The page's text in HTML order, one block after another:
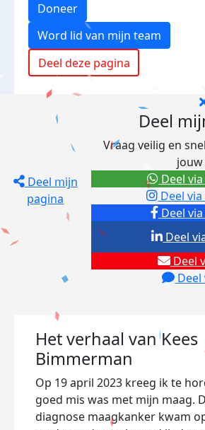
Doneer
Word lid van mijn team
Deel deze pagina
Deel mijn
pagina
Deel
Vraag veilig en
Deel via
Deel
Deel
Deel
Deel
Deel via
Het verhaal van Kees
Bimmerman
Op 19 april 2023 kreeg ik te
goed mis was met mijn maag.
diagnose maagkanker kwam